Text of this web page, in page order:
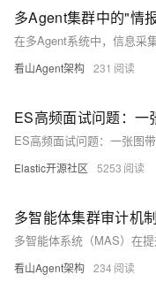
看山Agent架构 231
Elastic开源社区 5253
多智能体集群审计机
看山Agent架构 234